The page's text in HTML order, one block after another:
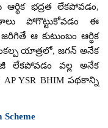
భద్రత లేకపోవడం,
పోగొట్టుకోవడం ఈ
ఆ కుటుంబం ఆర్థిక
యాత్రలో, జగన్ అనేక
లేకపోవడం వల్ల అనేక
YSR BHIM పథకాన్ని
Scheme